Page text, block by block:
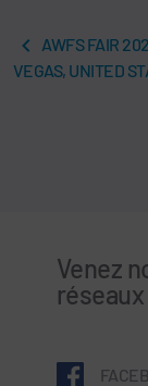
AWFS FAIR
VEGAS, UNITED
Venez